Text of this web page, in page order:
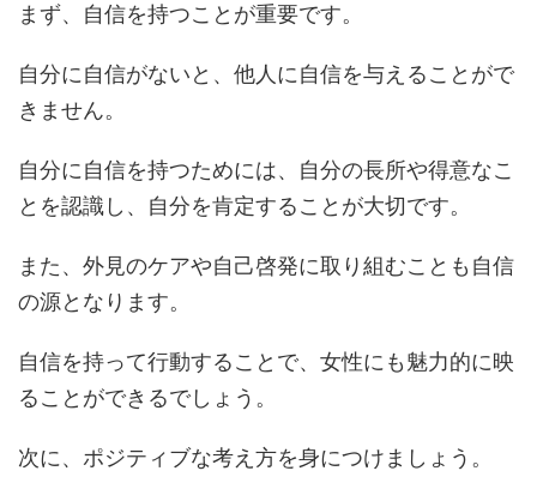
まず、自信を持つことが重要です。
自分に自信がないと、他人に自信を与えることがで
きません。
自分に自信を持つためには、自分の長所や得意なこ
とを認識し、自分を肯定することが大切です。
また、外見のケアや自己啓発に取り組むことも自信
の源となります。
自信を持って行動することで、女性にも魅力的に映
ることができるでしょう。
次に、ポジティブな考え方を身につけましょう。